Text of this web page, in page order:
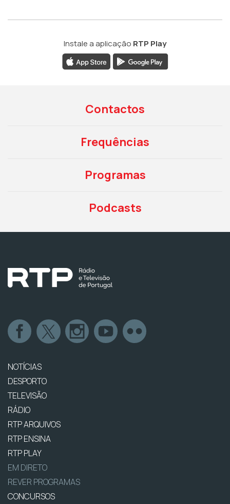
Instale a aplicação RTP Play
Contactos
Frequências
Programas
Podcasts
NOTÍCIAS
DESPORTO
TELEVISÃO
RÁDIO
RTP ARQUIVOS
RTP ENSINA
RTP PLAY
EM DIRETO
REVER PROGRAMAS
CONCURSOS